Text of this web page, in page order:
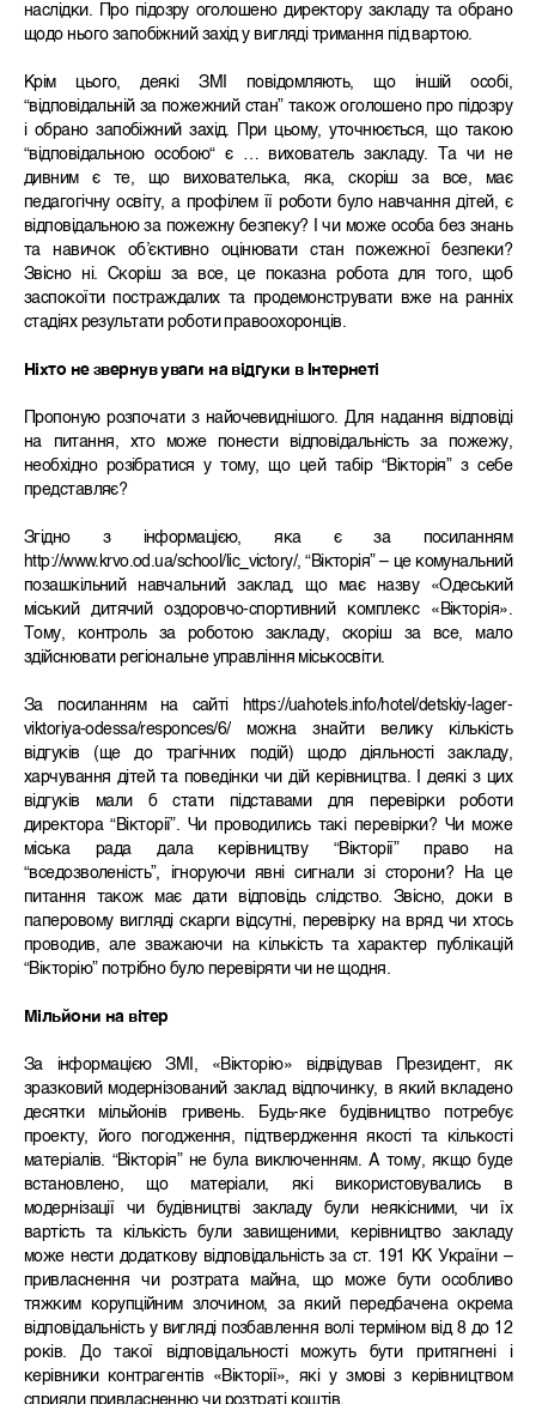
наслідки. Про підозру оголошено директору закладу та обрано
щодо нього запобіжний захід у вигляді тримання під вартою.
Крім цього, деякі ЗМІ повідомляють, що іншій особі,
“відповідальній за пожежний стан” також оголошено про підозру
і обрано запобіжний захід. При цьому, уточнюється, що такою
“відповідальною особою“ є … вихователь закладу. Та чи не
дивним є те, що вихователька, яка, скоріш за все, має
педагогічну освіту, а профілем її роботи було навчання дітей, є
відповідальною за пожежну безпеку? І чи може особа без знань
та навичок об’єктивно оцінювати стан пожежної безпеки?
Звісно ні. Скоріш за все, це показна робота для того, щоб
заспокоїти постраждалих та продемонструвати вже на ранніх
стадіях результати роботи правоохоронців.
Ніхто не звернув уваги на відгуки в Інтернеті
Пропоную розпочати з найочевиднішого. Для надання відповіді
на питання, хто може понести відповідальність за пожежу,
необхідно розібратися у тому, що цей табір “Вікторія” з себе
представляє?
Згідно з інформацією, яка є за посиланням
http://www.krvo.od.ua/school/lic_victory/, “Вікторія” – це комунальний
позашкільний навчальний заклад, що має назву «Одеський
міський дитячий оздоровчо-спортивний комплекс «Вікторія».
Тому, контроль за роботою закладу, скоріш за все, мало
здійснювати регіональне управління міськосвіти.
За посиланням на сайті https://uahotels.info/hotel/detskiy-lager-
viktoriya-odessa/responces/6/ можна знайти велику кількість
відгуків (ще до трагічних подій) щодо діяльності закладу,
харчування дітей та поведінки чи дій керівництва. І деякі з цих
відгуків мали б стати підставами для перевірки роботи
директора “Вікторії”. Чи проводились такі перевірки? Чи може
міська рада дала керівництву “Вікторії” право на
“вседозволеність”, ігноруючи явні сигнали зі сторони? На це
питання також має дати відповідь слідство. Звісно, доки в
паперовому вигляді скарги відсутні, перевірку на вряд чи хтось
проводив, але зважаючи на кількість та характер публікацій
“Вікторію” потрібно було перевіряти чи не щодня.
Мільйони на вітер
За інформацією ЗМІ, «Вікторію» відвідував Президент, як
зразковий модернізований заклад відпочинку, в який вкладено
десятки мільйонів гривень. Будь-яке будівництво потребує
проекту, його погодження, підтвердження якості та кількості
матеріалів. “Вікторія” не була виключенням. А тому, якщо буде
встановлено, що матеріали, які використовувались в
модернізації чи будівництві закладу були неякісними, чи їх
вартість та кількість були завищеними, керівництво закладу
може нести додаткову відповідальність за ст. 191 КК України –
привласнення чи розтрата майна, що може бути особливо
тяжким корупційним злочином, за який передбачена окрема
відповідальність у вигляді позбавлення волі терміном від 8 до 12
років. До такої відповідальності можуть бути притягнені і
керівники контрагентів «Вікторії», які у змові з керівництвом
сприяли привласненню чи розтраті коштів.